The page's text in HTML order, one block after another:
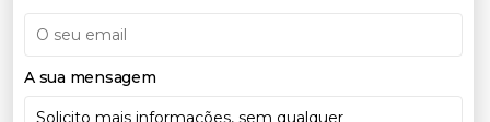
A sua mensagem